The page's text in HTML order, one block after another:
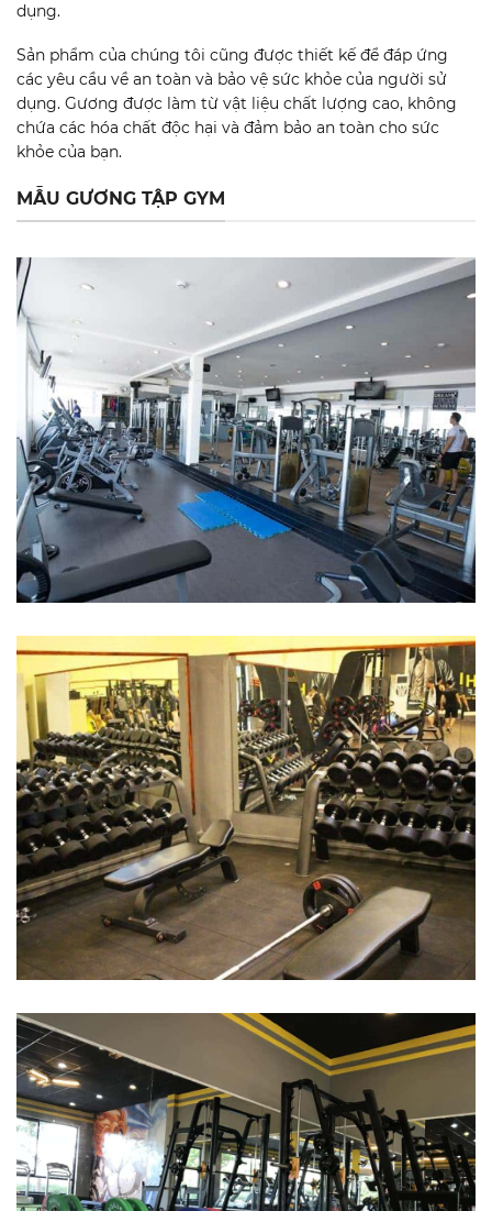
dụng.
Sản phẩm của chúng tôi cũng được thiết kế để đáp ứng
các yêu cầu về an toàn và bảo vệ sức khỏe của người sử
dụng. Gương được làm từ vật liệu chất lượng cao, không
chứa các hóa chất độc hại và đảm bảo an toàn cho sức
khỏe của bạn.
MẪU GƯƠNG TẬP GYM